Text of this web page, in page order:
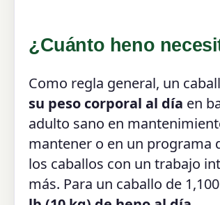
¿Cuánto heno
Como regla general, un
su peso corporal al día en
adulto sano en
mantener o en un programa
los caballos con un trabajo
más. Para un caballo de